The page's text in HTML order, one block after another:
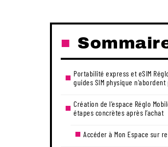
Portabilité express et eSIM
guides SIM physique n’abordent
Création de l’espace Réglo
étapes concrètes après l’achat
Accéder à Mon Espace sur